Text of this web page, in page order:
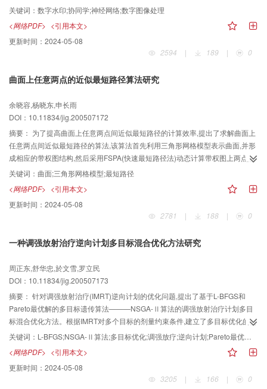
水印的检测提取算法是采用协同神经网络,将疑似水印信号作为网络的输入,而网
络的输出就是识别的结果。经仿真实验验证,该算法可承受一定的图像处理操作,
不仅能同时完成水印的检测与提取,而且能有效判断水印的归属,具有较好的性
能。
关键词： 数字水印;协同学;神经网络;数字图像处理
<网络PDF> <引用本文>
更新时间： 2024-05-08
2594
| 189 | 0
曲面上任意两点的近似最短路径算法研究
余晓容,杨晓东,申长雨
DOI：10.11834/jig.200507172
摘要： 为了提高曲面上任意两点间近似最短路径的计算效率,提出了求解曲面上
任意两点间近似最短路径的算法,该算法首先利用三角形网格模型表示曲面,并形
成相应的带权图结构,然后采用FSPA(快速最短路径法)动态计算带权图上两点的
最短路径,再通过迭代细分最短路径周围的三角形网格上的边,最后由这些边构造
新的子图来不断逼近曲面上两点间的最短路径。为验证该算法效果,还给出了该
算法两个应用实例。应用结果表明,该算法效率高,容易实现,并可用网格尺寸和细
分参数γ来控制近似精度。
关键词： 曲面;三角形网格模型;最短路径
<网络PDF> <引用本文>
更新时间： 2024-05-08
2781
| 188 | 0
一种调强放射治疗逆向计划多目标混合优化方法研究
周正东,舒华忠,於文雪,罗立民
DOI：10.11834/jig.200507173
摘要： 针对调强放射治疗(IMRT)逆向计划的优化问题,提出了基于L-BFGS和
Pareto最优解的多目标遗传算法———NSGA-Ⅱ算法的调强放射治疗计划多目
标混合优化方法。根据IMRT对多个目标的剂量约束条件,建立了多目标优化的简
化及精确的数学模型。为了加快优化速度,首先采用L-BFGS算法求解简化模型,
并将其作为精确模型的初始解;然后采用NSGA-Ⅱ算法对精确模型求解来获得分
散性良好的Pareto最优解集,使临床医生能根据各个目标的剂量体积直方图等加
以决策,以便从中选择合适的治疗方案。实验结果表明,采用上述方法得到的非劣
解在目标空间中分布均匀,计算速度快,鲁棒性好。与常用的将该多目标优化问题
关键词： L-BFGS;NSGA-Ⅱ算法;多目标优化;调强放疗;逆向计划;Pareto最优解集
<网络PDF> <引用本文>
更新时间： 2024-05-08
3205
| 166 | 0